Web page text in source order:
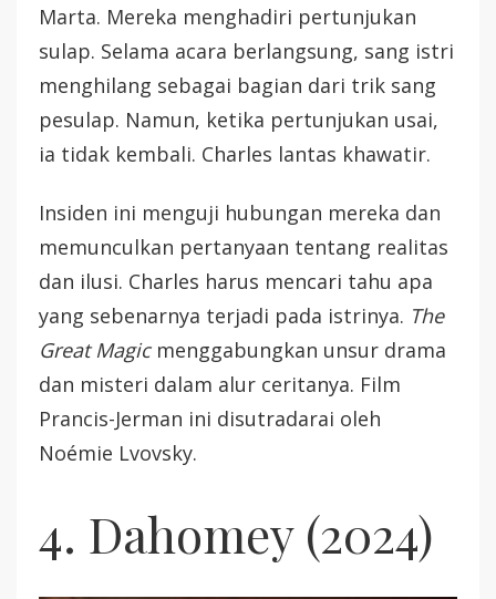
Marta. Mereka menghadiri pertunjukan
sulap. Selama acara berlangsung, sang istri
menghilang sebagai bagian dari trik sang
pesulap. Namun, ketika pertunjukan usai,
ia tidak kembali. Charles lantas khawatir.
Insiden ini menguji hubungan mereka dan
memunculkan pertanyaan tentang realitas
dan ilusi. Charles harus mencari tahu apa
yang sebenarnya terjadi pada istrinya. The
Great Magicmenggabungkan unsur drama
dan misteri dalam alur ceritanya. Film
Prancis-Jerman ini disutradarai oleh
Noémie Lvovsky.
4. Dahomey (2024)